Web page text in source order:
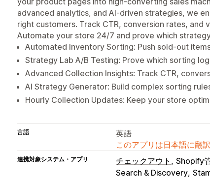
advanced analytics, and AI-driven strategies, we
right customers. Track CTR, conversion rates, and
Automate your store 24/7 and prove which
Automated Inventory Sorting: Push sold-out
Strategy Lab A/B Testing: Prove which sorting
Advanced Collection Insights: Track CTR,
AI Strategy Generator: Build complex sorting
Hourly Collection Updates: Keep your store
言語
英語
このアプリは日本語に翻
連携対象システム・アプリ チェックアウト Shopify
Search & Discovery